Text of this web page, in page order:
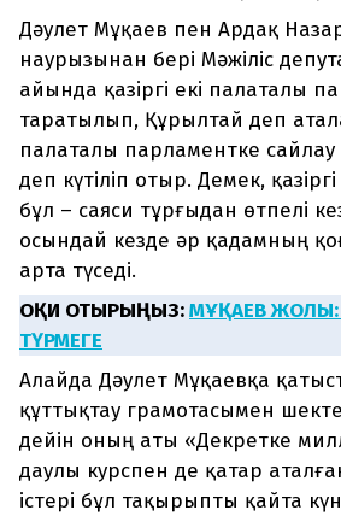
Дәулет Мұқаев пен Ардақ
наурызынан бері Мәжіліс
айында қазіргі екі палаталы
таратылып, Құрылтай деп
палаталы парламентке
деп күтіліп отыр. Демек,
бұл – саяси тұрғыдан өтпелі
осындай кезде әр қадамның
арта түседі.
ОҚИ ОТЫРЫҢЫЗ:МҰҚАЕВ
ТҮРМЕГЕ
Алайда Дәулет Мұқаевқа
құттықтау грамотасымен
дейін оның аты «Декретке
даулы курспен де қатар
істері бұл тақырыпты қайта күн